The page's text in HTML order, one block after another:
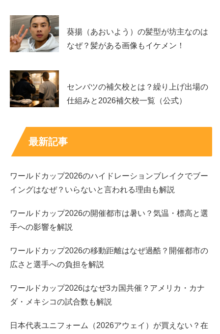
検索で「宮本龍之介 ジャニーズ」と出てくると、元ジャ
ニーズだったのか気になる方もいるかもしれません。た
だ、噂は広がりやすい一方で、根拠が薄いまま定着してし
ここでは、公式に確認できる所属や活動の流れを整理した
上で、なぜジャニーズ説が出てくるのか、そして情報を見
結論 公式の所属と活動歴から見るとスターダス
トの俳優
宮本龍之介さんはスターダストプロモーションに所属し、
認できます。また、スターダスト系の若手活動として知ら
れる枠組みでの経験を経て、俳優活動を本格化した流れが
紹介されています。
と断定できる材料は見当たりません。もちろん、過去の所
属や経歴は本人が語るまで分からない部分もありますが、
葵揚（あおいよう）の髪型が坊主なのは
なぜ？髪がある画像もイケメン！
センバツの補欠校とは？繰り上げ出場の
仕組みと2026補欠校一覧（公式）
最新記事
ワールドカップ2026のハイドレーションブレイクでブー
イングはなぜ？いらないと言われる理由も解説
ワールドカップ2026の開催都市は暑い？気温・標高と選
手への影響を解説
ワールドカップ2026の移動距離はなぜ過酷？開催都市の
広さと選手への負担を解説
ワールドカップ2026はなぜ3カ国共催？アメリカ・カナ
ダ・メキシコの試合数も解説
日本代表ユニフォーム（2026アウェイ）が買えない？在